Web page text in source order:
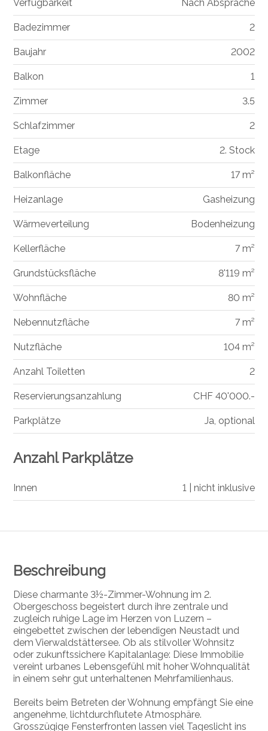
Beschreibung
Diese charmante 3½-Zimmer-Wohnung im 2.
Obergeschoss begeistert durch ihre zentrale und
zugleich ruhige Lage im Herzen von Luzern –
eingebettet zwischen der lebendigen Neustadt und
dem Vierwaldstättersee. Ob als stilvoller Wohnsitz
oder zukunftssichere Kapitalanlage: Diese Immobilie
vereint urbanes Lebensgefühl mit hoher Wohnqualität
in einem sehr gut unterhaltenen Mehrfamilienhaus.
Bereits beim Betreten der Wohnung empfängt Sie eine
angenehme, lichtdurchflutete Atmosphäre.
Grosszügige Fensterfronten lassen viel Tageslicht ins
Verfügbarkeit Nach Absprache
Badezimmer 2
Baujahr 2002
Balkon 1
Zimmer 3.5
Schlafzimmer 2
Etage 2. Stock
Balkonfläche 17 m²
Heizanlage Gasheizung
Wärmeverteilung Bodenheizung
Kellerfläche 7 m²
Grundstücksfläche 8'119 m²
Wohnfläche 80 m²
Nebennutzfläche 7 m²
Nutzfläche 104 m²
Anzahl Toiletten 2
Reservierungsanzahlung CHF 40'000.-
Parkplätze Ja, optional
Anzahl Parkplätze
Innen 1 | nicht inklusive